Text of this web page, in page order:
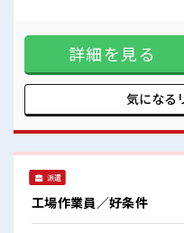
ベート満喫！ ≪ヘ
すぎたり奇抜でな
方も大カンゲイ≫ 新
ど、 しっかり働く
ステップUP目指していきまし
マリ”が好きな方
は休憩室で♪ 高収
詳細を見る
気になる
派遣
工場作業員／好条件